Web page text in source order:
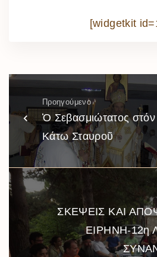
[widgetkit
Προηγούμενο
Ὁ Σεβασμιώτατος στόν
Κάτω Σταυροῦ
ΣΚΕΨΕΙΣ ΚΑΙ
ΕΙΡΗΝΗ-12η